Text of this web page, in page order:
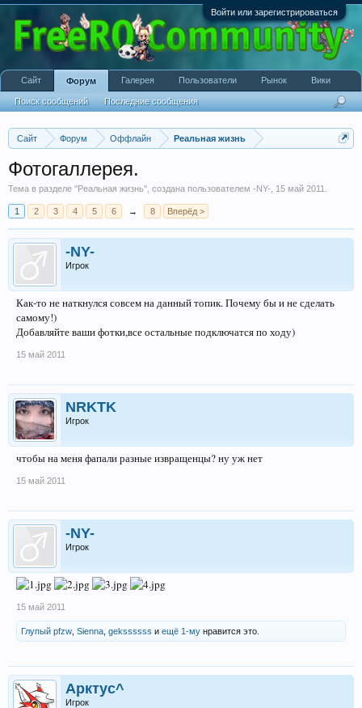
Войти или зарегистрироваться
Сайт Форум Оффлайн Реальная жизнь
Фотогаллерея.
Тема в разделе "Реальная жизнь", создана пользователем -NY- 15 май 2011
1 2 3 4 5 6 → 8 Вперёд >
-NY-
Игрок
Как-то не наткнулся совсем на данный топик. Почему бы и не сделать
самому!)
Добавляйте ваши фотки,все остальные подключатся по ходу)
15 май 2011
NRKTK
Игрок
чтобы на меня фапали разные извращенцы? ну уж нет
15 май 2011
-NY-
Игрок
15 май 2011
Глупый pfzw Sienna gekssssss и ещё 1-му нравится это.
Арктус^
Игрок
Сайт Форум
Поиск сообщений Последние сообщения
Галерея Пользователи Рынок Вики